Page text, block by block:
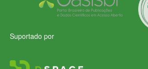
Suportado por